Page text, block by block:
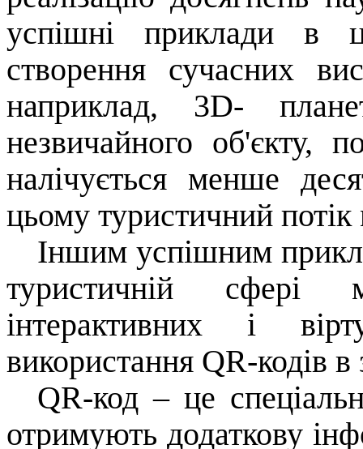
успішні приклади в
створення сучасних
наприклад, 3D-
незвичайного об'єкту,
налічується менше
цьому туристичний
Іншим успішним
туристичній сфері
інтерактивних і
використання QR-кодів
QR-код – це
отримують додаткову